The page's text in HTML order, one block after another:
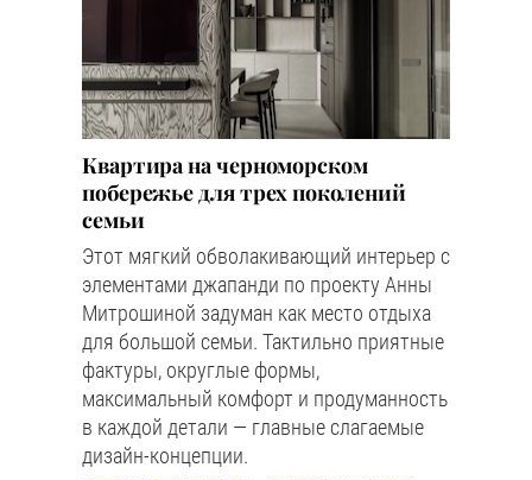
Квартира на черноморском
побережье для трех поколений
семьи
Этот мягкий обволакивающий интерьер с
элементами джапанди по проекту Анны
Митрошиной задуман как место отдыха
для большой семьи. Тактильно приятные
фактуры, округлые формы,
максимальный комфорт и продуманность
в каждой детали — главные слагаемые
дизайн-концепции.